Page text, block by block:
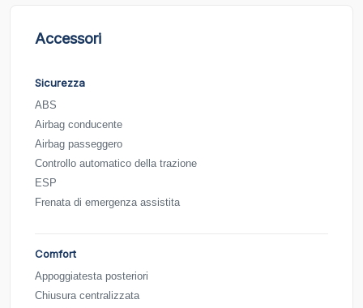
Accessori
Sicurezza
ABS
Airbag conducente
Airbag passeggero
Controllo automatico della trazione
ESP
Frenata di emergenza assistita
Comfort
Appoggiatesta posteriori
Chiusura centralizzata